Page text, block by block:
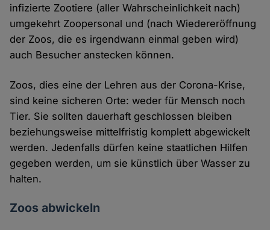
infizierte Zootiere (aller Wahrscheinlichkeit nach)
umgekehrt Zoopersonal und (nach Wiedereröffnung
der Zoos, die es irgendwann einmal geben wird)
auch Besucher anstecken können.
Zoos, dies eine der Lehren aus der Corona-Krise,
sind keine sicheren Orte: weder für Mensch noch
Tier. Sie sollten dauerhaft geschlossen bleiben
beziehungsweise mittelfristig komplett abgewickelt
werden. Jedenfalls dürfen keine staatlichen Hilfen
gegeben werden, um sie künstlich über Wasser zu
halten.
Zoos abwickeln